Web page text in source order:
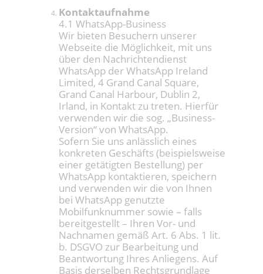
Kontaktaufnahme
4.1 WhatsApp-Business
Wir bieten Besuchern unserer
Webseite die Möglichkeit, mit uns
über den Nachrichtendienst
WhatsApp der WhatsApp Ireland
Limited, 4 Grand Canal Square,
Grand Canal Harbour, Dublin 2,
Irland, in Kontakt zu treten. Hierfür
verwenden wir die sog. „Business-
Version“ von WhatsApp.
Sofern Sie uns anlässlich eines
konkreten Geschäfts (beispielsweise
einer getätigten Bestellung) per
WhatsApp kontaktieren, speichern
und verwenden wir die von Ihnen
bei WhatsApp genutzte
Mobilfunknummer sowie – falls
bereitgestellt – Ihren Vor- und
Nachnamen gemäß Art. 6 Abs. 1 lit.
b. DSGVO zur Bearbeitung und
Beantwortung Ihres Anliegens. Auf
Basis derselben Rechtsgrundlage